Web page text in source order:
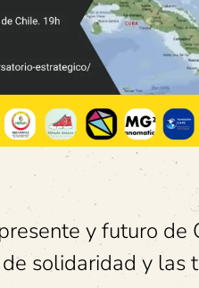
y futuro de
solidaridad y las